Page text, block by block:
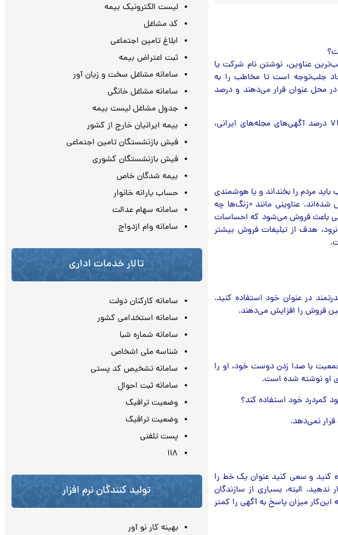
عناوین، نوشتن نام شرکت یا
جلب‌توجه است تا مخاطب را به
محل عنوان قرار مي‌دهند و درصد
در بررسی که بر ۳۰۰ آگهی مجله‌های ایرانی انجام دادم، مشخص شد که در ۷۱ درصد آگهی‌های مجله‌های ایرانی،
مردم را بخنداند و یا هوشمندی
شده‌اند. عناوینی مانند «زنگ‌ها چه
باعث فروش مي‌شود که احساسات
نرود، هدف از تبلیغات فروش بیشتر
در عنوان خود استفاده کنید.
فروش را افزایش می‌دهند.
با صدا زدن دوست خود، او را
او نوشته شده است.
نمي‌دهد.
کنید و سعی کنید عنوان یک خط را
البته، بسیاری از سازندگان
میزان پاسخ به آگهی را کمتر
لیست الکترونیک بیمه
کد مشاغل
ابلاغ تامین اجتماعی
ثبت اعتراض بیمه
سامانه مشاغل سخت و زیان آور
سامانه مشاغل خانگی
جدول مشاغل لیست بیمه
بیمه ایرانیان خارج از کشور
فیش بازنشستگان تامین اجتماعی
فیش بازنشستگان کشوری
بیمه شدگان خاص
حساب یارانه خانوار
سامانه سهام عدالت
سامانه وام ازدواج
تالار خدمات اداری
سامانه کارکنان دولت
سامانه استخدامی کشور
سامانه شماره شبا
شناسه ملی اشخاص
سامانه تشخیص کد پستی
سامانه ثبت احوال
وضعیت ترافیک
وضعیت ترافیک
پست تلفنی
۱۱۸
تولید کنندگان نرم افزار
بهینه کار نو آور